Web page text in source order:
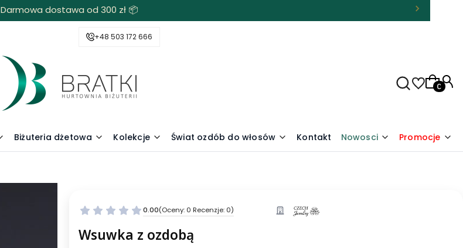
Darmowa dostawa od 300 zł 📦
+48 503 172 666
Biżuteria dżetowa Kolekcje Świat ozdób do włosów Kontakt Nowosci Promocje
0.00(Oceny: 0 Recenzje: 0)
Wsuwka z ozdobą